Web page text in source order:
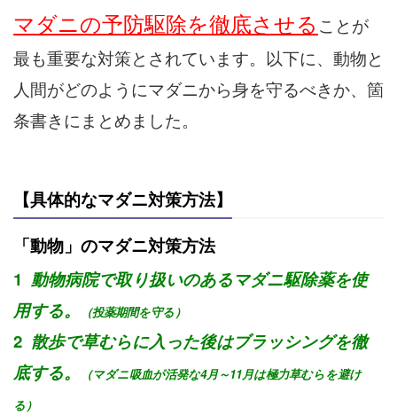
マダニの予防駆除を徹底させる ことが
最も重要な対策とされています。以下に、動物と
人間がどのようにマダニから身を守るべきか、箇
条書きにまとめました。
【具体的なマダニ対策方法】
「動物」のマダニ対策方法
1 動物病院で取り扱いのあるマダニ駆除薬を使
用する。
（投薬期間を守る）
2 散歩で草むらに入った後はブラッシングを徹
底する。
（マダニ吸血が活発な4月～11月は極力草むらを避け
る）